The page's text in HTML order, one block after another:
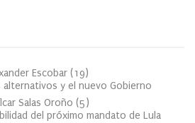
Escobar (19)
alternativos y el nuevo Gobierno
Salas Oroño (5)
del próximo mandato de Lula